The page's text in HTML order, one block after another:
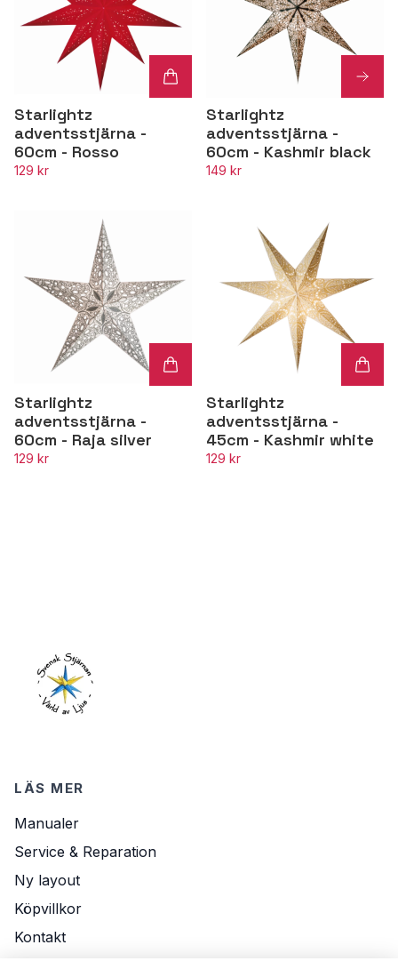
Starlightz
adventsstjärna -
60cm - Rosso
129 kr
Starlightz
adventsstjärna -
60cm - Kashmir black
149 kr
Starlightz
adventsstjärna -
60cm - Raja silver
129 kr
Starlightz
adventsstjärna -
45cm - Kashmir white
129 kr
LÄS MER
Manualer
Service & Reparation
Ny layout
Köpvillkor
Kontakt